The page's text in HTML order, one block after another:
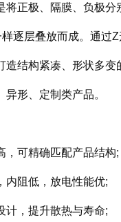
将正极、隔膜、负极分
样逐层叠放而成。通过
造结构紧凑、形状多变
异形、定制类产品。
，可精确匹配产品结构;
内阻低，放电性能优;
计，提升散热与寿命;